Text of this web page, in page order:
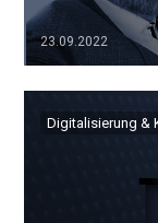
23.09.2022
Digitalisierung &